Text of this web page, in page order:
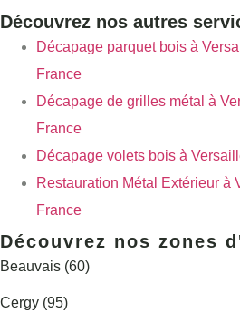
Découvrez nos autres
Décapage parquet bois à
France
Décapage de grilles métal à
France
Décapage volets bois à
Restauration Métal Extérieur à
France
Découvrez nos zones
Beauvais (60)
Cergy (95)